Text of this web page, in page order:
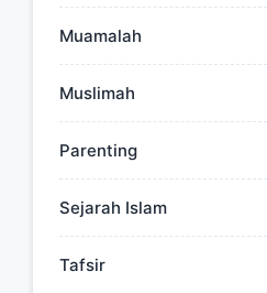
Muamalah
Muslimah
Parenting
Sejarah Islam
Tafsir